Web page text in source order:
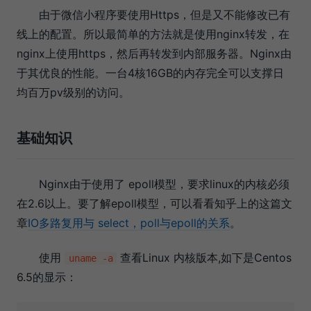
由于微信小程序要使用Https，但是又不能修改已有
线上的配置。所以最简单的方法就是使用nginx转发，在
nginx上使用https，然后再转发到内部服务器。Nginx由
于其优良的性能。一台4核16GB的内存完全可以支撑日
均百万pv级别的访问。
基础知识
Nginx由于使用了 epoll模型，要求linux的内核必须
在2.6以上。要了解epoll模型，可以看看知乎上的这篇文
章IO多路复用与 select，poll与epoll的关系。
使用 uname -a
查看Linux 内核版本,如下是Centos
6.5的显示：